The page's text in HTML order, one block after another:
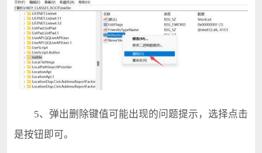
5、弹出删除键值可能出现的问题提示，选择点击
是按钮即可。